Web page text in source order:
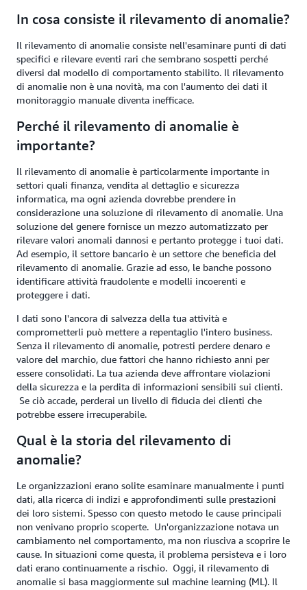
In cosa consiste il rilevamento di anomalie?
Il rilevamento di anomalie consiste nell'esaminare punti di dati
specifici e rilevare eventi rari che sembrano sospetti perché
diversi dal modello di comportamento stabilito. Il rilevamento
di anomalie non è una novità, ma con l'aumento dei dati il
monitoraggio manuale diventa inefficace.
Perché il rilevamento di anomalie è
importante?
Il rilevamento di anomalie è particolarmente importante in
settori quali finanza, vendita al dettaglio e sicurezza
informatica, ma ogni azienda dovrebbe prendere in
considerazione una soluzione di rilevamento di anomalie. Una
soluzione del genere fornisce un mezzo automatizzato per
rilevare valori anomali dannosi e pertanto protegge i tuoi dati.
Ad esempio, il settore bancario è un settore che beneficia del
rilevamento di anomalie. Grazie ad esso, le banche possono
identificare attività fraudolente e modelli incoerenti e
proteggere i dati.
I dati sono l'ancora di salvezza della tua attività e
comprometterli può mettere a repentaglio l'intero business.
Senza il rilevamento di anomalie, potresti perdere denaro e
valore del marchio, due fattori che hanno richiesto anni per
essere consolidati. La tua azienda deve affrontare violazioni
della sicurezza e la perdita di informazioni sensibili sui clienti.
Se ciò accade, perderai un livello di fiducia dei clienti che
potrebbe essere irrecuperabile.
Qual è la storia del rilevamento di
anomalie?
Le organizzazioni erano solite esaminare manualmente i punti
dati, alla ricerca di indizi e approfondimenti sulle prestazioni
dei loro sistemi. Spesso con questo metodo le cause principali
non venivano proprio scoperte. Un'organizzazione notava un
cambiamento nel comportamento, ma non riusciva a scoprire le
cause. In situazioni come questa, il problema persisteva e i loro
dati erano continuamente a rischio. Oggi, il rilevamento di
anomalie si basa maggiormente sul machine learning (ML). Il